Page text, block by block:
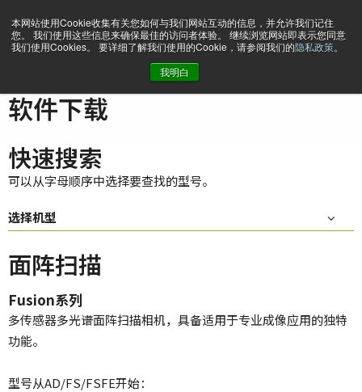
本网站使用Cookie收集有关您如何与我们网站互动的信息，并允许我们记住
您。 我们使用这些信息来确保最佳的访问者体验。 继续浏览网站即表示您同意
我们使用Cookies。 要详细了解我们使用的Cookie，请参阅我们的隐私政策。
我明白
软件下载
软件下载
快速搜索
可以从字母顺序中选择要查找的型号。
选择机型
面阵扫描
Fusion系列
多传感器多光谱面阵扫描相机，具备适用于专业成像应用的独特
功能。
型号从AD/FS/FSFE开始：